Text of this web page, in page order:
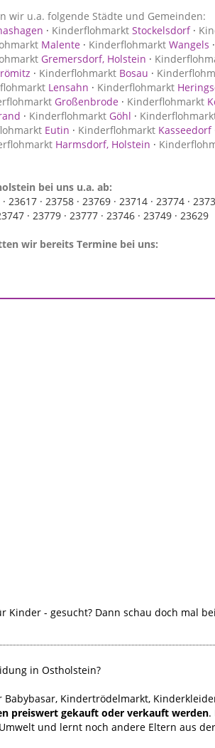
wir u.a. folgende Städte und Gemeinden:
· Kinderflohmarkt Stockelsdorf·
Malente · Kinderflohmarkt Wangels ·
Gremersdorf, Holstein ·
· Kinderflohmarkt Bosau ·
Lensahn · Kinderflohmarkt
Großenbrode · Kinderflohmarkt
· Kinderflohmarkt Göhl ·
Eutin · Kinderflohmarkt Kasseedorf
Harmsdorf, Holstein ·
bei uns u.a. ab:
23617 · 23758 · 23769 · 23714 · 23774 ·
· 23779 · 23777 · 23746 · 23749 · 23629
wir bereits Termine bei uns:
- gesucht? Dann schau doch mal bei
in Ostholstein?
Babybasar, Kindertrödelmarkt,
preiswert gekauft oder verkauft werden.
und lernt noch andere Eltern aus